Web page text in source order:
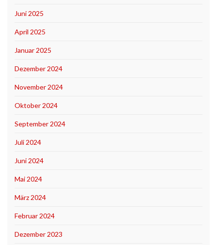
Juni 2025
April 2025
Januar 2025
Dezember 2024
November 2024
Oktober 2024
September 2024
Juli 2024
Juni 2024
Mai 2024
März 2024
Februar 2024
Dezember 2023